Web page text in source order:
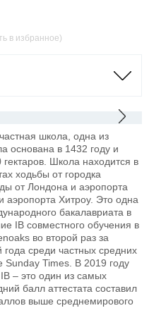
в избранное)
школа, одна из
основана в 1432 году и
Школа находится в
ходьбы от городка
от Лондона и аэропорта
аэропорта Хитроу. Это одна
бакалавриата в
IB совместного обучения в
во второй раз за
среди частных средних
Sunday Times. В 2019 году
– это один из самых
балл аттестата составил
выше среднемирового